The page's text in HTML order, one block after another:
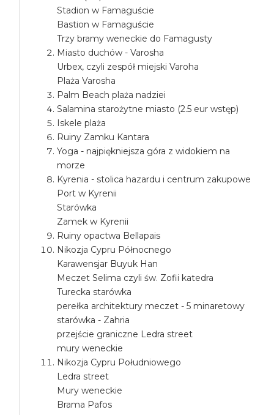
Stadion w Famaguście
Bastion w Famaguście
Trzy bramy weneckie do Famagusty
Miasto duchów - Varosha
Urbex, czyli zespół miejski Varoha
Plaża Varosha
Palm Beach plaża nadziei
Salamina starożytne miasto (2.5 eur wstęp)
Iskele plaża
Ruiny Zamku Kantara
Yoga - najpiękniejsza góra z widokiem na
morze
Kyrenia - stolica hazardu i centrum zakupowe
Port w Kyrenii
Starówka
Zamek w Kyrenii
Ruiny opactwa Bellapais
Nikozja Cypru Północnego
Karawensjar Buyuk Han
Meczet Selima czyli św. Zofii katedra
Turecka starówka
perełka architektury meczet - 5 minaretowy
starówka - Zahria
przejście graniczne Ledra street
mury weneckie
Nikozja Cypru Południowego
Ledra street
Mury weneckie
Brama Pafos